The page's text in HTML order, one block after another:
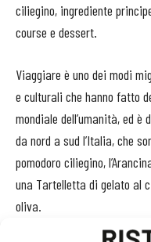
ciliegino, ingrediente
course e dessert.
Viaggiare è uno dei modi
e culturali che hanno fatto
mondiale dell’umanità, ed è
da nord a sud l’Italia, che
pomodoro ciliegino,
una Tartelletta di gelato al
oliva.